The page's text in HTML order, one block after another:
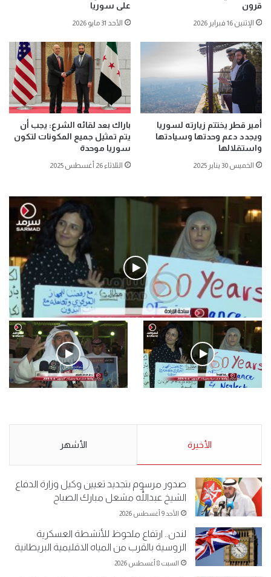
قرون
الإثنين 16 فبراير 2026
على سوريا
الأحد 31 مايو 2026
أمير قطر يختتم زيارته لسوريا
ويجدد دعم وحدتها وسيادتها
واستقلالها
الخميس 30 يناير 2025
باراك بعد لقائه الشرع: يجب أن
يتم تمثيل جميع المكونات لتكون
سوريا موحدة
الثلاثاء 26 أغسطس 2025
فيديو
.وقفة احتجاجية رمزية لـ”#البدون” في ساحة الإرادة 4-5-2019.
الأحد 5 مايو 2019
5-2019.
نبيع مخدرات يعني ولا خمر؟!.
الأخيرة الأشهر
صدور مرسوم بتجديد تعيين وكيل وزارة الدفاع
الشيخ عبداللّٰه مشعل مبارك الصباح
الأحد 9 أغسطس 2026
لندن.. ارتفاع ملحوظ للأنشطة العسكرية
الروسية بالقرب من المياه الاقليمية البريطانية
السبت 8 أغسطس 2026